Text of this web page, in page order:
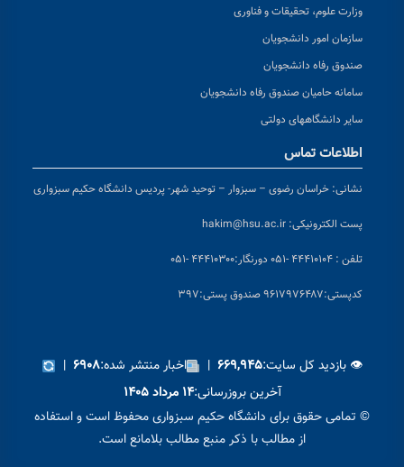
وزارت علوم، تحقیقات و فناوری
سازمان امور دانشجویان
صندوق رفاه دانشجویان
سامانه حامیان صندوق رفاه دانشجویان
سایر دانشگاههای دولتی
اطلاعات تماس
نشانی: خراسان رضوی – سبزوار – توحید شهر- پردیس دانشگاه حکیم سبزواری
پست الکترونیکی: hakim@hsu.ac.ir
تلفن : ۴۴۴۱۰۱۰۴ -۰۵۱ دورنگار:۴۴۴۱۰۳۰۰ -۰۵۱
کدپستی:۹۶۱۷۹۷۶۴۸۷ صندوق پستی:۳۹۷
👁 بازدید کل سایت:۶۶۹,۹۴۵ | اخبار منتشر شده:۶۹۰۸ |
آخرین بروزرسانی:۱۴ مرداد ۱۴۰۵
© تمامی حقوق برای دانشگاه حکیم سبزواری محفوظ است و استفاده
از مطالب با ذکر منبع مطالب بلامانع است.